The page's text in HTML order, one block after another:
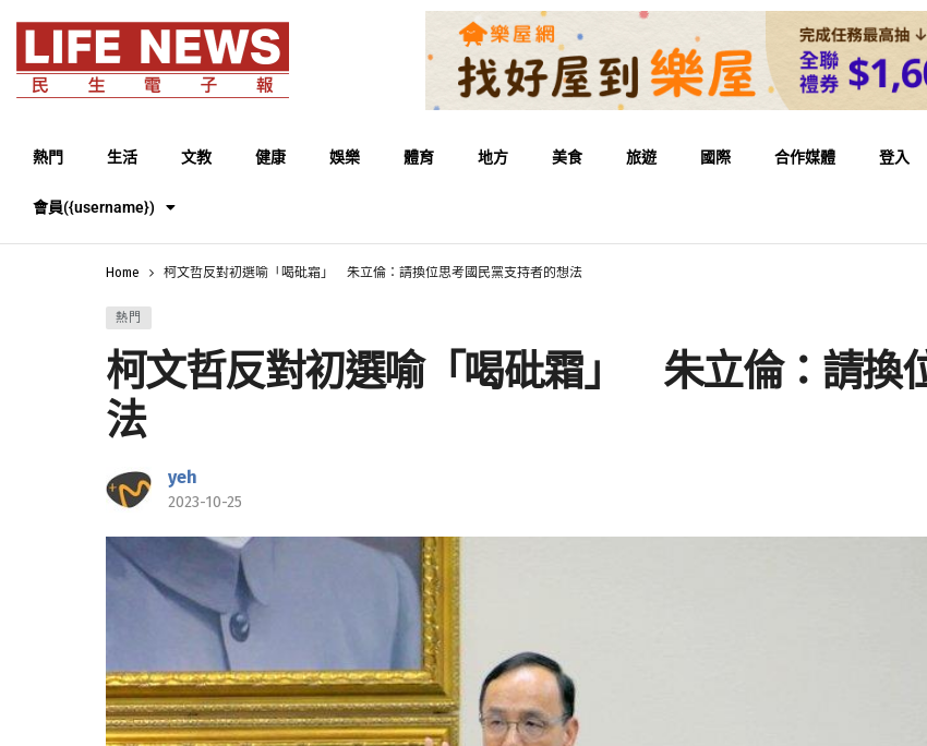
熱門 生活 文教 健康 娛樂 體育 地方 美食 旅遊 國際 合作媒體 登入
會員({username})
Home 柯文哲反對初選喻「喝砒霜」 朱立倫：請換位思考國民黨支持者的想法
熱門
柯文哲反對初選喻「喝砒霜」 朱立倫：請換
法
yeh
2023-10-25